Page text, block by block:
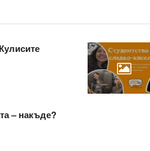
– накъде?